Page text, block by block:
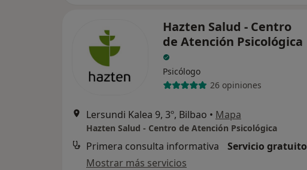
Hazten Salud - Centro
de Atención Psicológica
Psicólogo
26 opiniones
Lersundi Kalea 9, 3º, Bilbao • Mapa
Hazten Salud - Centro de Atención Psicológica
Primera consulta informativa
Servicio gratuito
Mostrar más servicios